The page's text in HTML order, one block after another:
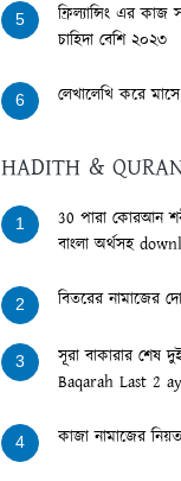
5
ফ্রিল্যান্সিং এর কাজ
চাহিদা বেশি ২০২৩
6 লেখালেখি করে
HADITH &
1
30 পারা কোরআন
বাংলা অর্থসহ
2 বিতরের নামাজের
3
সূরা বাকারার শেষ
Baqarah Last 2
4 কাজা নামাজের